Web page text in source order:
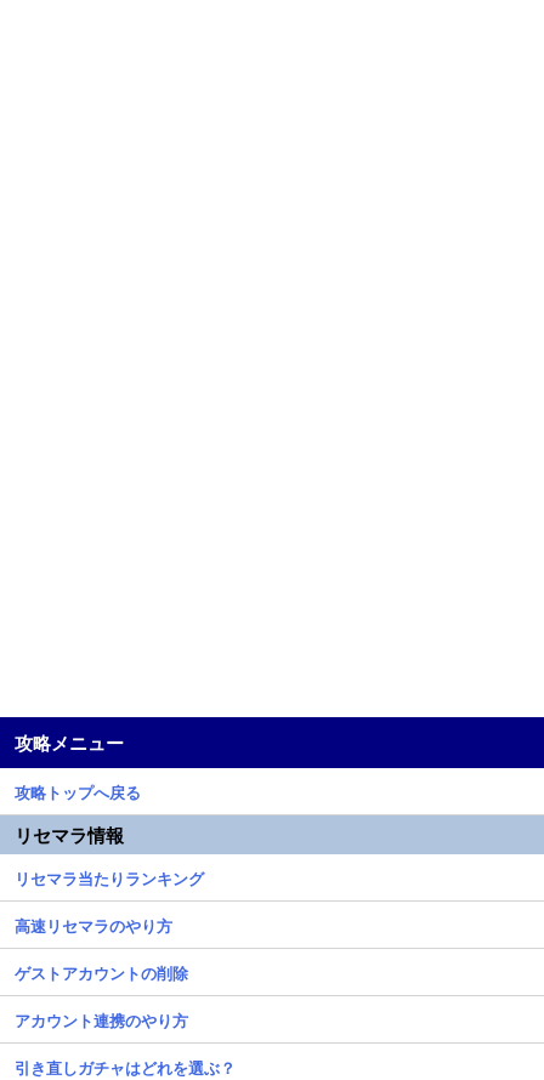
攻略メニュー
攻略トップへ戻る
リセマラ情報
リセマラ当たりランキング
高速リセマラのやり方
ゲストアカウントの削除
アカウント連携のやり方
引き直しガチャはどれを選ぶ？